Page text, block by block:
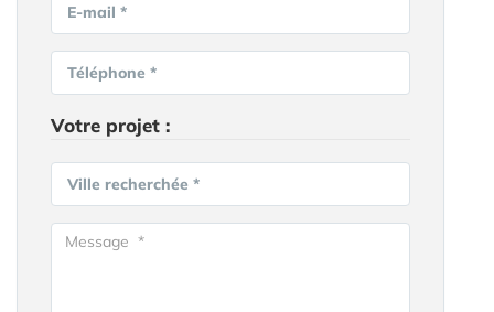
E-mail *
Téléphone *
Votre projet :
Ville recherchée *